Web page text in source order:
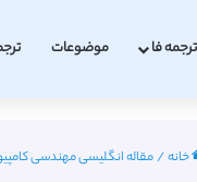
ترجمه فا موضوعات
خانه/مقاله انگلیسی مهندسی کامپیوتر با